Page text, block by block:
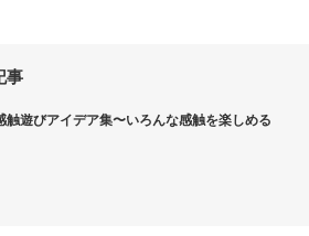
事
触遊びアイデア集〜いろんな感触を楽しめる